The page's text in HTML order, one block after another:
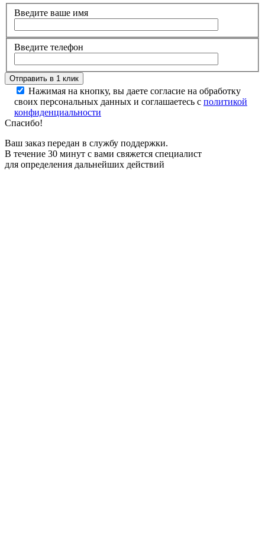
Введите ваше имя
Введите телефон
Нажимая на кнопку, вы даете согласие на обработку
своих персональных данных и соглашаетесь с политикой
конфиденциальности
Спасибо!
Ваш заказ передан в службу поддержки.
В течение 30 минут с вами свяжется специалист
для определения дальнейших действий